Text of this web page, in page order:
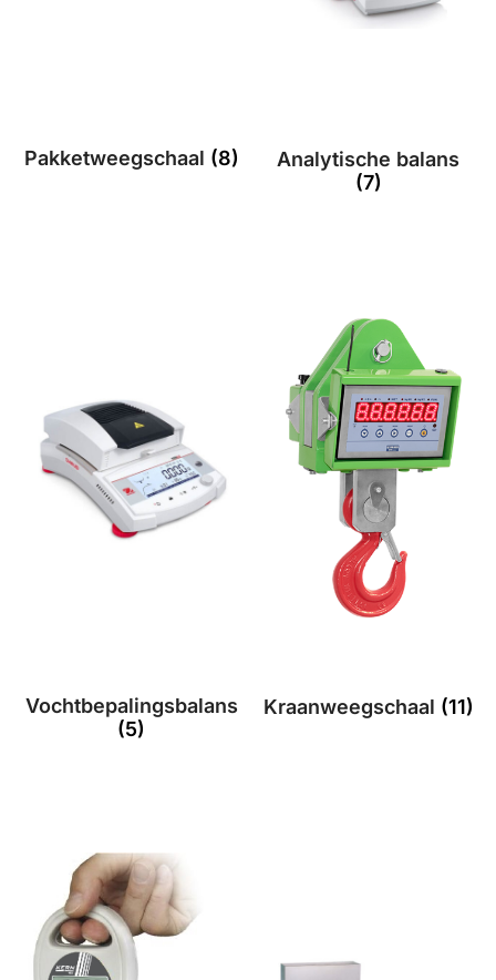
Pakketweegschaal (8)
Analytische balans
(7)
Vochtbepalingsbalans
(5)
Kraanweegschaal (11)